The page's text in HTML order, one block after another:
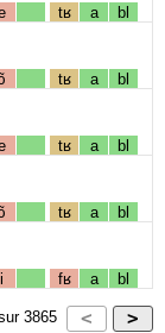
tʁ a bl
tʁ a bl
tʁ a bl
tʁ a bl
i fʁ a bl
3865